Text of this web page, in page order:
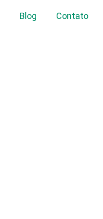
Blog Contato